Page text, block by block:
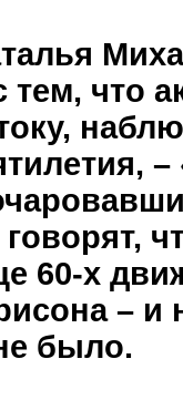
тем, что
60-х
– и
было.